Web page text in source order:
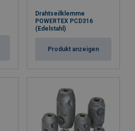
Drahtseilklemme
POWERTEX PCD316
(Edelstahl)
Produkt anzeigen